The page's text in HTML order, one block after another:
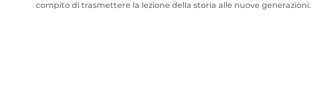
compito di trasmettere la lezione della storia alle nuove generazioni.